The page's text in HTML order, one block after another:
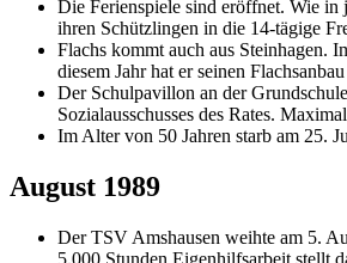
Die Ferienspiele sind eröffnet. Wie in
ihren Schützlingen in die 14-tägige
Flachs kommt auch aus Steinhagen.
diesem Jahr hat er seinen
Der Schulpavillon an der
Sozialausschusses des Rates.
Im Alter von 50 Jahren starb am 25.
August 1989
Der TSV Amshausen weihte am 5.
5.000 Stunden Eigenhilfsarbeit stellt